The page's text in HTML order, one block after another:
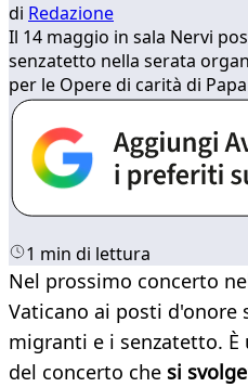
di Redazione
​​Il 14 maggio in sala Nervi
senzatetto nella serata
per le Opere di carità di
1 min di lettura
​Nel prossimo concerto
Vaticano ai posti d'onore
migranti e i senzatetto.
del concerto che si